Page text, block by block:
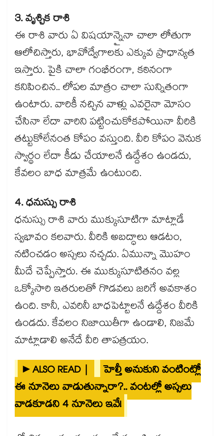
3. వృశ్చిక రాశి
ఈ రాశి వారు ఏ విషయాన్నైనా చాలా లోతుగా
ఆలోచిస్తారు, భావోద్వేగాలకు ఎక్కువ ప్రాధాన్యత
ఇస్తారు. పైకి చాలా గంభీరంగా, కఠినంగా
కనిపించిన.. లోపల మాత్రం చాలా సున్నితంగా
ఉంటారు. వారికీ నచ్చిన వాళ్లు ఎవరైనా మోసం
చేసినా లేదా వారిని పట్టించుకోకపోయినా వీరికి
తట్టుకోలేనంత కోపం వస్తుంది. వీరి కోపం వెనుక
స్వార్థం లేదా కీడు చేయాలనే ఉద్దేశం ఉండదు,
కేవలం బాధ మాత్రమే ఉంటుంది.
4. ధనుస్సు రాశి
ధనుస్సు రాశి వారు ముక్కుసూటిగా మాట్లాడే
స్వభావం కలవారు. వీరికి అబద్ధాలు ఆడటం,
నటించడం అస్సలు నచ్చదు. ఏమున్నా మొహం
మీదే చెప్పేస్తారు. ఈ ముక్కుసూటితనం వల్ల
ఒక్కోసారి ఇతరులతో గొడవలు జరిగే అవకాశం
ఉంది. కానీ, ఎవరినీ బాధపెట్టాలనే ఉద్దేశం వీరికి
ఉండదు. కేవలం నిజాయితీగా ఉండాలి, నిజమే
మాట్లాడాలి అనేదే వీరి తాపత్రయం.
►ALSO READ |
హెల్తీ అనుకుని వంటింట్లో
ఈ నూనెలు వాడుతున్నారా?.. వంటల్లో అస్సలు
వాడకూడని 4 నూనెలు ఇవే!